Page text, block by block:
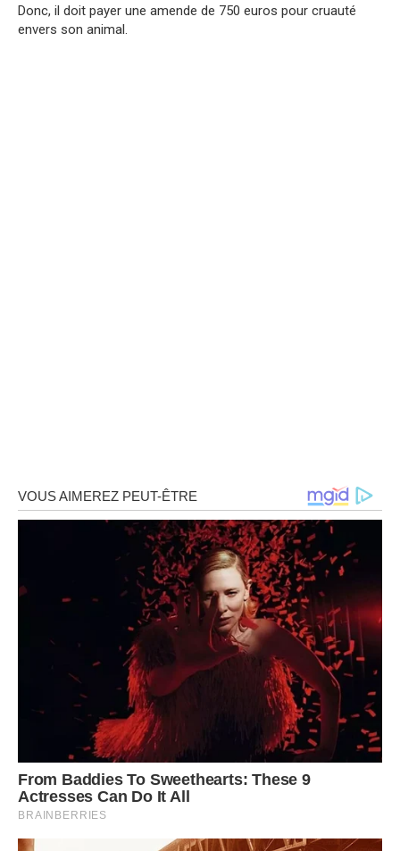
Donc, il doit payer une amende de 750 euros pour cruauté
envers son animal.